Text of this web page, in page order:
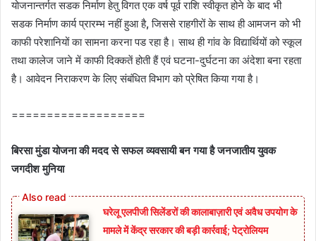
योजनान्तर्गत सडक निर्माण हेतु विगत एक वर्ष पूर्व राशि स्वीकृत होने के बाद भी
सडक निर्माण कार्य प्रारम्भ नहीं हुआ है,जिससे राहगीरों के साथ ही आमजन को भी
काफी परेशानियों का सामना करना पड रहा है। साथ ही गांव के विद्यार्थियों को स्कूल
तथा कालेज जाने में काफी दिक्कतें होती हैं एवं घटना-दुर्घटना का अंदेशा बना रहता
है। आवेदन निराकरण के लिए संबंधित विभाग को प्रेषित किया गया है।
===================
बिरसा मुंडा योजना की मदद से सफल व्यवसायी बन गया है जनजातीय युवक
जगदीश मुनिया
घरेलू एलपीजी सिलेंडरों की कालाबाज़ारी एवं अवैध उपयोग के
मामले में केंद्र सरकार की बड़ी कार्रवाई; पेट्रोलियम